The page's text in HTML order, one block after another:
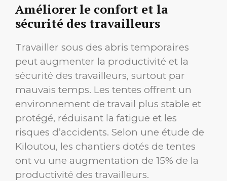
Améliorer le confort et la
sécurité des travailleurs
Travailler sous des abris temporaires
peut augmenter la productivité et la
sécurité des travailleurs, surtout par
mauvais temps. Les tentes offrent un
environnement de travail plus stable et
protégé, réduisant la fatigue et les
risques d’accidents. Selon une étude de
Kiloutou, les chantiers dotés de tentes
ont vu une augmentation de 15% de la
productivité des travailleurs.